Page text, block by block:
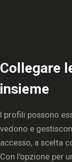
Collegare
insieme
I profili possono
vedono e
accesso, a scelta
Con l'opzione per